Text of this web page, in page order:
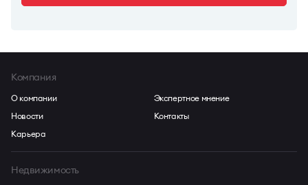
Компания
О компании
Новости
Карьера
Экспертное мнение
Контакты
Недвижимость